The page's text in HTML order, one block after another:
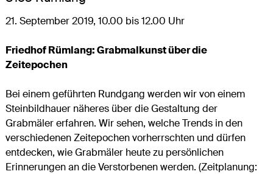
21. September 2019, 10.00 bis 12.00 Uhr
Friedhof Rümlang: Grabmalkunst über die
Zeitepochen
Bei einem geführten Rundgang werden wir von einem
Steinbildhauer näheres über die Gestaltung der
Grabmäler erfahren. Wir sehen, welche Trends in den
verschiedenen Zeitepochen vorherrschten und dürfen
entdecken, wie Grabmäler heute zu persönlichen
Erinnerungen an die Verstorbenen werden. (Zeitplanung: